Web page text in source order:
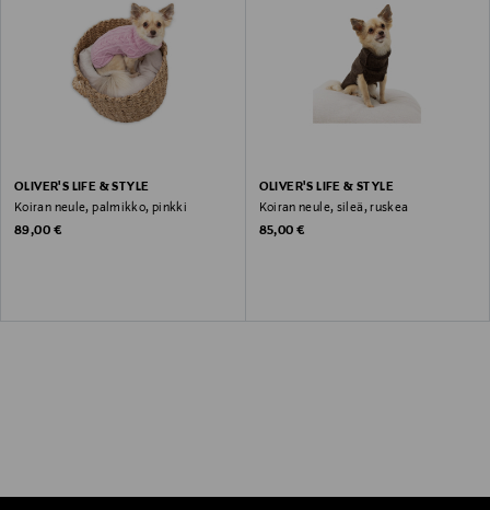
OLIVER'S LIFE & STYLE
Koiran neule, palmikko, pinkki
Original Price
89,00 €
OLIVER'S LIFE & STYLE
Koiran neule, sileä, ruskea
Original Price
85,00 €